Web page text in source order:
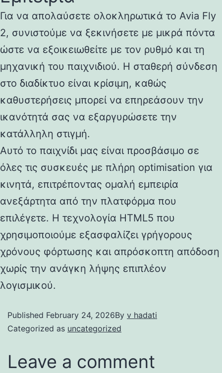
Για να απολαύσετε ολοκληρωτικά το Avia Fly
2, συνιστούμε να ξεκινήσετε με μικρά πόντα
ώστε να εξοικειωθείτε με τον ρυθμό και τη
μηχανική του παιχνιδιού. Η σταθερή σύνδεση
στο διαδίκτυο είναι κρίσιμη, καθώς
καθυστερήσεις μπορεί να επηρεάσουν την
ικανότητά σας να εξαργυρώσετε την
κατάλληλη στιγμή.
Αυτό το παιχνίδι μας είναι προσβάσιμο σε
όλες τις συσκευές με πλήρη optimisation για
κινητά, επιτρέποντας ομαλή εμπειρία
ανεξάρτητα από την πλατφόρμα που
επιλέγετε. Η τεχνολογία HTML5 που
χρησιμοποιούμε εξασφαλίζει γρήγορους
χρόνους φόρτωσης και απρόσκοπτη απόδοση
χωρίς την ανάγκη λήψης επιπλέον
λογισμικού.
Published February 24, 2026By v hadati
Categorized as uncategorized
Leave a comment